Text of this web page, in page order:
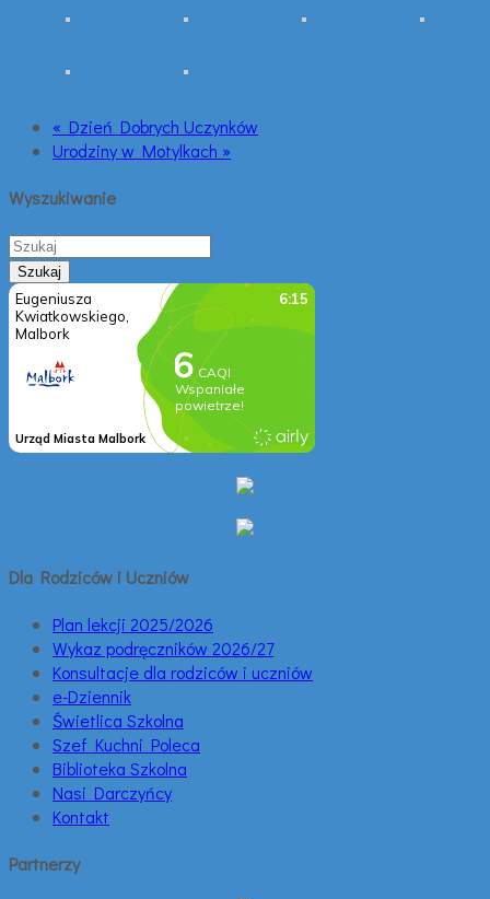
« Dzień Dobrych Uczynków
Urodziny w Motylkach »
Wyszukiwanie
Dla Rodziców i Uczniów
Plan lekcji 2025/2026
Wykaz podręczników 2026/27
Konsultacje dla rodziców i uczniów
e-Dziennik
Świetlica Szkolna
Szef Kuchni Poleca
Biblioteka Szkolna
Nasi Darczyńcy
Kontakt
Partnerzy